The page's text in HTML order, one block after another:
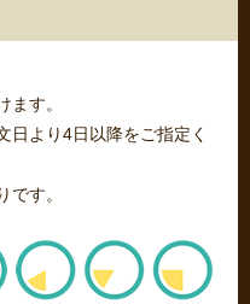
ます。
より4日以降をご指定く
す。